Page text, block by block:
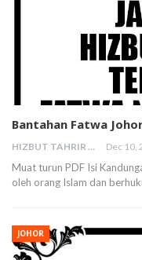
Bantahan Fatwa
HIZBUT TAHRIR MALAYSIA Dec 10,
Muat turun PDF Isi
oleh orang Islam dan
JOHOR